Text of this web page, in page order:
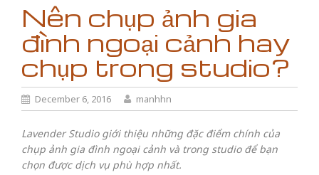
Nên chụp ảnh gia
đình ngoại cảnh hay
chụp trong studio?
December 6, 2016 manhhn
Lavender Studio giới thiệu những đặc điểm chính của
chụp ảnh gia đình ngoại cảnh và trong studio để bạn
chọn được dịch vụ phù hợp nhất.